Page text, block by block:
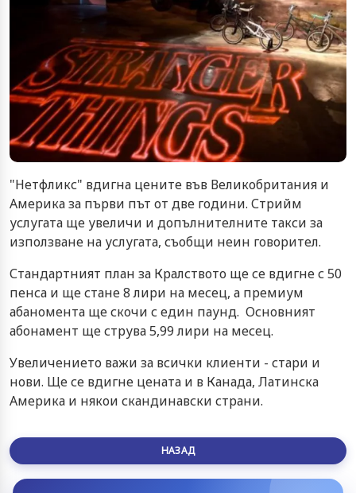
"Нетфликс" вдигна цените във Великобритания и
Америка за първи път от две години. Стрийм
услугата ще увеличи и допълнителните такси за
използване на услугата, съобщи неин говорител.
Стандартният план за Кралството ще се вдигне с 50
пенса и ще стане 8 лири на месец, а премиум
абаномента ще скочи с един паунд. Основният
абонамент ще струва 5,99 лири на месец.
Увеличението важи за всички клиенти - стари и
нови. Ще се вдигне цената и в Канада, Латинска
Америка и някои скандинавски страни.
НАЗАД